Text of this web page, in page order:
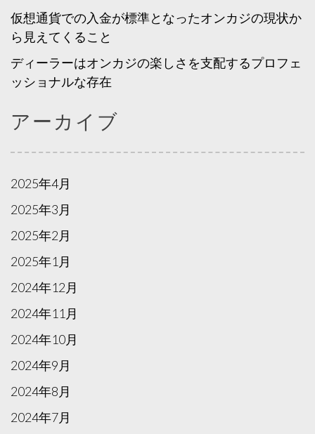
仮想通貨での入金が標準となったオンカジの現状か
ら見えてくること
ディーラーはオンカジの楽しさを支配するプロフェ
ッショナルな存在
アーカイブ
2025年4月
2025年3月
2025年2月
2025年1月
2024年12月
2024年11月
2024年10月
2024年9月
2024年8月
2024年7月